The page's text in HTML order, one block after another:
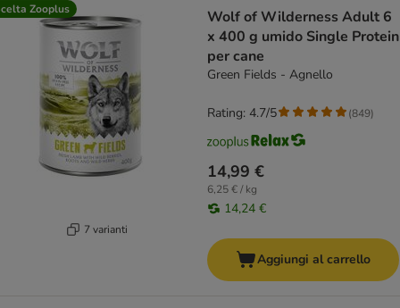
Zooplus
7 varianti
Wolf of Wilderness Adult 6
x 400 g umido Single Protein
per cane
Green Fields - Agnello
14,99 €
6,25 € / kg
14,24 €
Rating: 4.7/5 (849)
Aggiungi al carrello